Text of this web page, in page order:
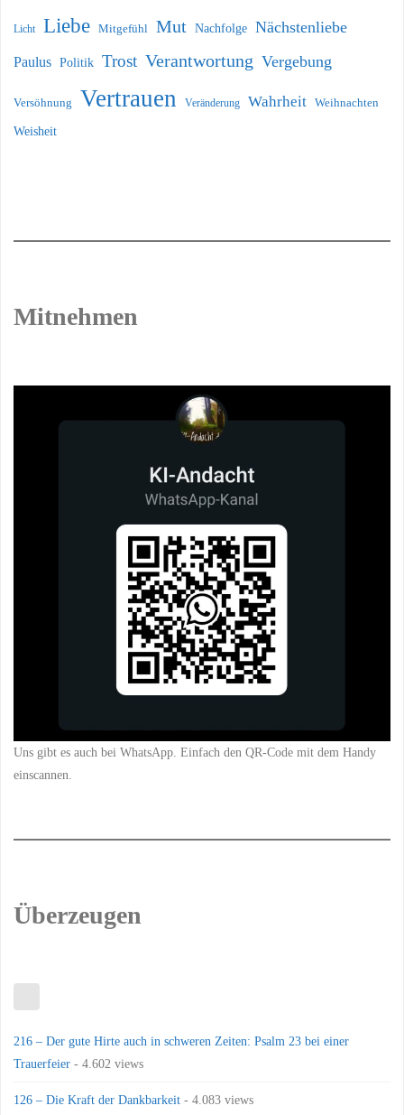
Licht Liebe Mitgefühl Mut Nachfolge Nächstenliebe
Paulus Politik Trost Verantwortung Vergebung
Versöhnung Vertrauen Veränderung Wahrheit Weihnachten
Weisheit
Mitnehmen
Uns gibt es auch bei WhatsApp. Einfach den QR-Code mit dem Handy
einscannen.
Überzeugen
216 – Der gute Hirte auch in schweren Zeiten: Psalm 23 bei einer
Trauerfeier - 4.602 views
126 – Die Kraft der Dankbarkeit - 4.083 views